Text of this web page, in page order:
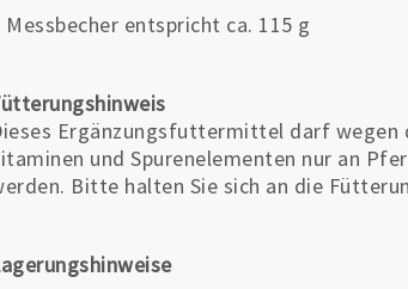
Messbecher entspricht ca. 115 g
Ergänzungsfuttermittel darf
und Spurenelementen nur an
Bitte halten Sie sich an die